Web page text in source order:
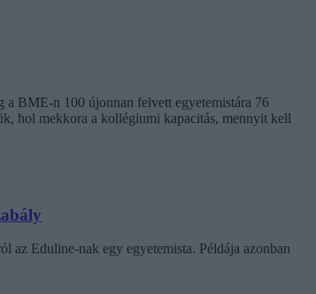
a BME-n 100 újonnan felvett egyetemistára 76
hol mekkora a kollégiumi kapacitás, mennyit kell
az Eduline-nak egy egyetemista. Példája azonban